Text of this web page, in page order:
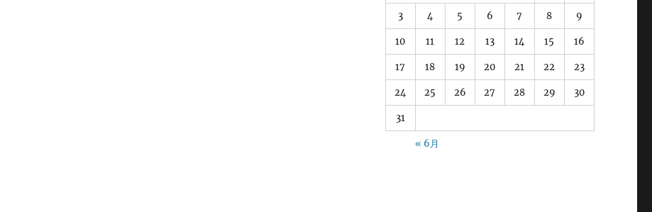
3 4 5 6 7 8 9
10 11 12 13 14 15 16
17 18 19 20 21 22 23
24 25 26 27 28 29 30
31
« 6月